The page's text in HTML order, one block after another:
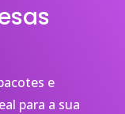
e
para a sua